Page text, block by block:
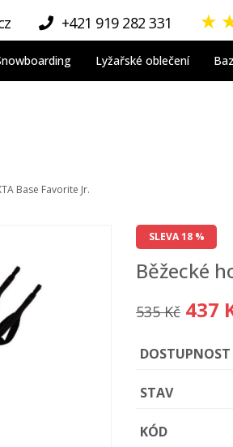
+421 919 282 331 ★
Lyžařské oblečení
Base Favorite Jr.
SLEVA 18 %
Běžecké
535 Kč 437
DOSTUPNOST
STAV
KÓD